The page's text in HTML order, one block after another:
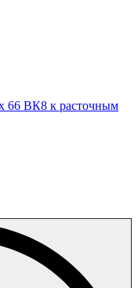
66 ВК8 к расточным